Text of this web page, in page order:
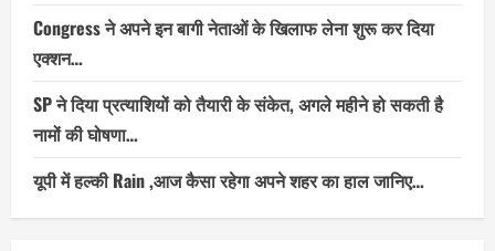
Congress ने अपने इन बागी नेताओं के खिलाफ लेना शुरू कर दिया
एक्शन…
SP ने दिया प्रत्याशियों को तैयारी के संकेत, अगले महीने हो सकती है
नामों की घोषणा…
यूपी में हल्की Rain ,आज कैसा रहेगा अपने शहर का हाल जानिए…